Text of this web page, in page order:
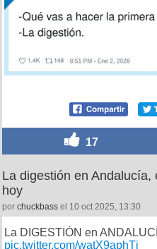
17
La digestión en
hoy
por chuckbass el 10 oct 2025, 13:30
La DIGESTIÓN en
pic.twitter.com/watX9aphTj